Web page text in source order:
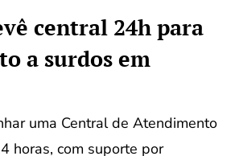
central 24h para
a surdos em
uma Central de Atendimento
horas, com suporte por